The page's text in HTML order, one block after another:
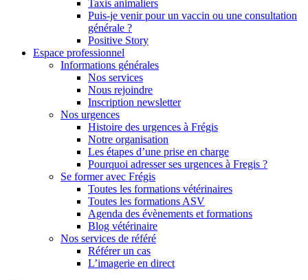
Taxis animaliers
Puis-je venir pour un vaccin ou une consultation
générale ?
Positive Story
Espace professionnel
Informations générales
Nos services
Nous rejoindre
Inscription newsletter
Nos urgences
Histoire des urgences à Frégis
Notre organisation
Les étapes d’une prise en charge
Pourquoi adresser ses urgences à Fregis ?
Se former avec Frégis
Toutes les formations vétérinaires
Toutes les formations ASV
Agenda des évènements et formations
Blog vétérinaire
Nos services de référé
Référer un cas
L’imagerie en direct